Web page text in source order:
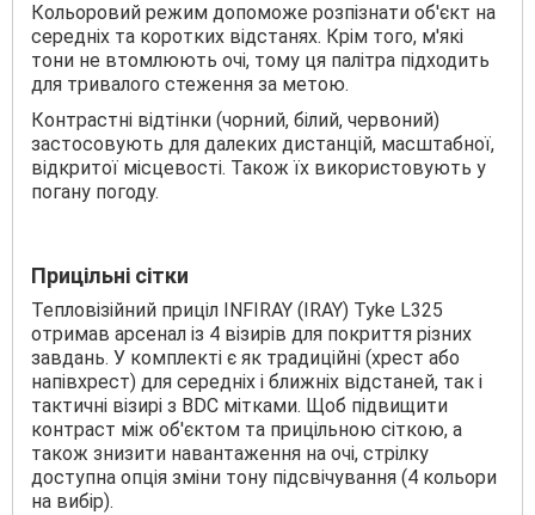
Кольоровий режим допоможе розпізнати об'єкт на
середніх та коротких відстанях. Крім того, м'які
тони не втомлюють очі, тому ця палітра підходить
для тривалого стеження за метою.
Контрастні відтінки (чорний, білий, червоний)
застосовують для далеких дистанцій, масштабної,
відкритої місцевості. Також їх використовують у
погану погоду.
Прицільні сітки
Тепловізійний приціл INFIRAY (IRAY) Tyke L325
отримав арсенал із 4 візирів для покриття різних
завдань. У комплекті є як традиційні (хрест або
напівхрест) для середніх і ближніх відстаней, так і
тактичні візирі з BDC мітками. Щоб підвищити
контраст між об'єктом та прицільною сіткою, а
також знизити навантаження на очі, стрілку
доступна опція зміни тону підсвічування (4 кольори
на вибір).